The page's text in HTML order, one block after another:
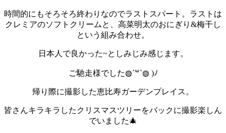
時間的にもそろそろ終わりなのでラストスパート。 ラストは
クレミアのソフトクリームと、 高菜明太のおにぎり&梅干し
という組み合わせ。
日本人で良かった~としみじみ感じます。
ご馳走様でした◍´꒳​`◍ )ﾉ
帰り際に撮影した恵比寿ガーデンプレイス。
皆さんキラキラしたクリスマスツリーをバックに撮影楽しん
でいました🎄